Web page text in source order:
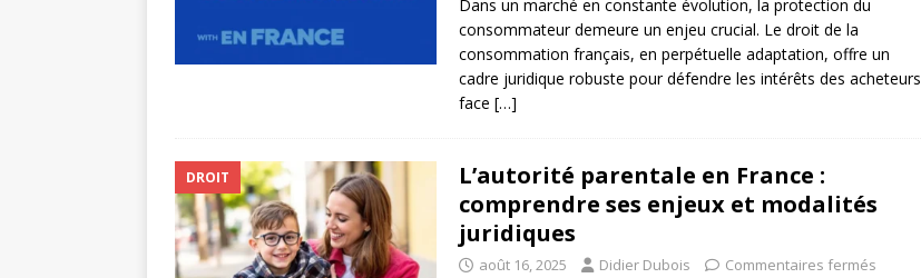
Dans un marché en constante évolution, la protection du
consommateur demeure un enjeu crucial. Le droit de la
consommation français, en perpétuelle adaptation, offre un
cadre juridique robuste pour défendre les intérêts des acheteurs
face […]
DROIT
L’autorité parentale en France :
comprendre ses enjeux et modalités
juridiques
août 16, 2025 Didier Dubois Commentaires fermés